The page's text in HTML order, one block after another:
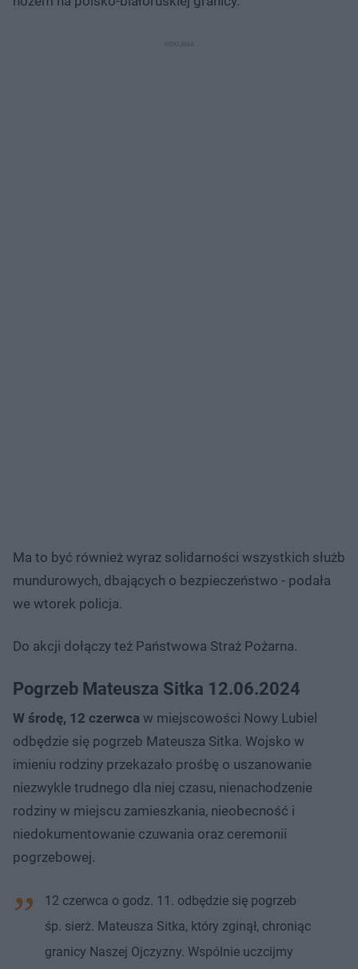
Ma to być również wyraz solidarności wszystkich służb
mundurowych, dbających o bezpieczeństwo - podała
we wtorek policja.
Do akcji dołączy też Państwowa Straż Pożarna.
Pogrzeb Mateusza Sitka 12.06.2024
W środę, 12 czerwca w miejscowości Nowy Lubiel
odbędzie się pogrzeb Mateusza Sitka. Wojsko w
imieniu rodziny przekazało prośbę o uszanowanie
niezwykle trudnego dla niej czasu, nienachodzenie
rodziny w miejscu zamieszkania, nieobecność i
niedokumentowanie czuwania oraz ceremonii
pogrzebowej.
12 czerwca o godz. 11. odbędzie się pogrzeb
śp. sierż. Mateusza Sitka, który zginął, chroniąc
granicy Naszej Ojczyzny. Wspólnie uczcijmy